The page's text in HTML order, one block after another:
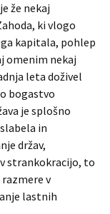
že nekaj
ki vlogo
kapitala, pohlep
omenim nekaj
leta doživel
bogastvo
je splošno
in
držav,
strankokracijo, to
v
lastnih